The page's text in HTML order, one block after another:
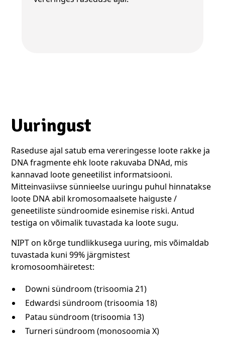
Uuringust
Raseduse ajal satub ema vereringesse loote rakke ja
DNA fragmente ehk loote rakuvaba DNAd, mis
kannavad loote geneetilist informatsiooni.
Mitteinvasiivse sünnieelse uuringu puhul hinnatakse
loote DNA abil kromosomaalsete haiguste /
geneetiliste sündroomide esinemise riski. Antud
testiga on võimalik tuvastada ka loote sugu.
NIPT on kõrge tundlikkusega uuring, mis võimaldab
tuvastada kuni 99% järgmistest
kromosoomhäiretest:
Downi sündroom (trisoomia 21)
Edwardsi sündroom (trisoomia 18)
Patau sündroom (trisoomia 13)
Turneri sündroom (monosoomia X)